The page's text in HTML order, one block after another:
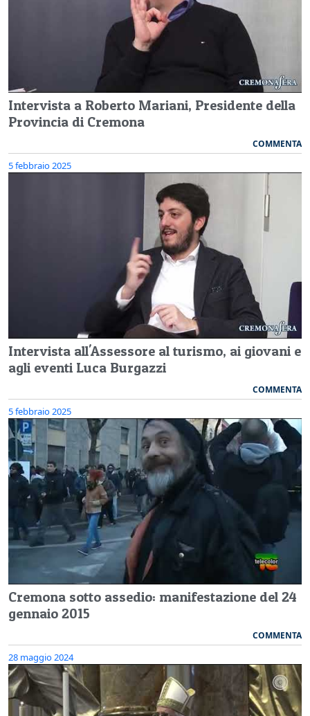
Intervista a Roberto Mariani, Presidente della
Provincia di Cremona
COMMENTA
5 febbraio 2025
Intervista all'Assessore al turismo, ai giovani e
agli eventi Luca Burgazzi
COMMENTA
5 febbraio 2025
Cremona sotto assedio: manifestazione del 24
gennaio 2015
COMMENTA
28 maggio 2024